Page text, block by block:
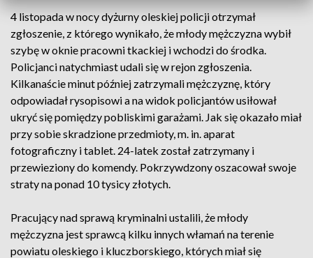
4 listopada w nocy dyżurny oleskiej policji otrzymał
zgłoszenie, z którego wynikało, że młody mężczyzna wybił
szybę w oknie pracowni tkackiej i wchodzi do środka.
Policjanci natychmiast udali się w rejon zgłoszenia.
Kilkanaście minut później zatrzymali mężczyznę, który
odpowiadał rysopisowi a na widok policjantów usiłował
ukryć się pomiędzy pobliskimi garażami. Jak się okazało miał
przy sobie skradzione przedmioty, m. in. aparat
fotograficzny i tablet. 24-latek został zatrzymany i
przewieziony do komendy. Pokrzywdzony oszacował swoje
straty na ponad 10 tysicy złotych.
Pracujący nad sprawą kryminalni ustalili, że młody
mężczyzna jest sprawcą kilku innych włamań na terenie
powiatu oleskiego i kluczborskiego, których miał się